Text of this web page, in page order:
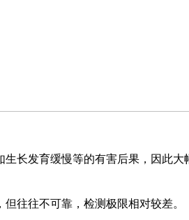
长发育缓慢等的有害后果，因此
往往不可靠，检测极限相对较差。